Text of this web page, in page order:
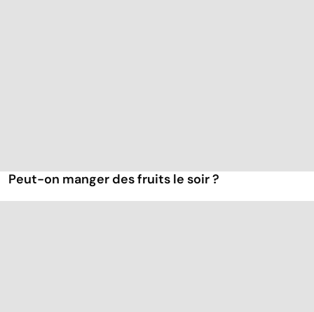
Peut-on manger des fruits le soir ?